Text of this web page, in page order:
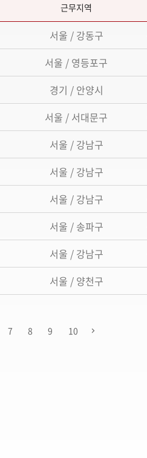
근무지역
서울 / 강동구
서울 / 영등포구
경기 / 안양시
서울 / 서대문구
서울 / 강남구
서울 / 강남구
서울 / 강남구
서울 / 송파구
서울 / 강남구
서울 / 양천구
7 8 9 10